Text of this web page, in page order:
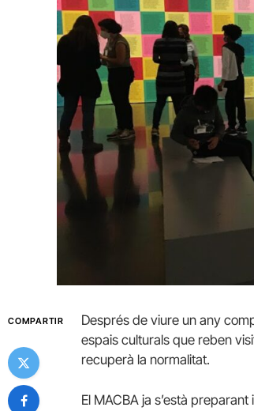
COMPARTIR
Després de viure un any
espais culturals que reben
recuperà la normalitat.
El MACBA ja s’està